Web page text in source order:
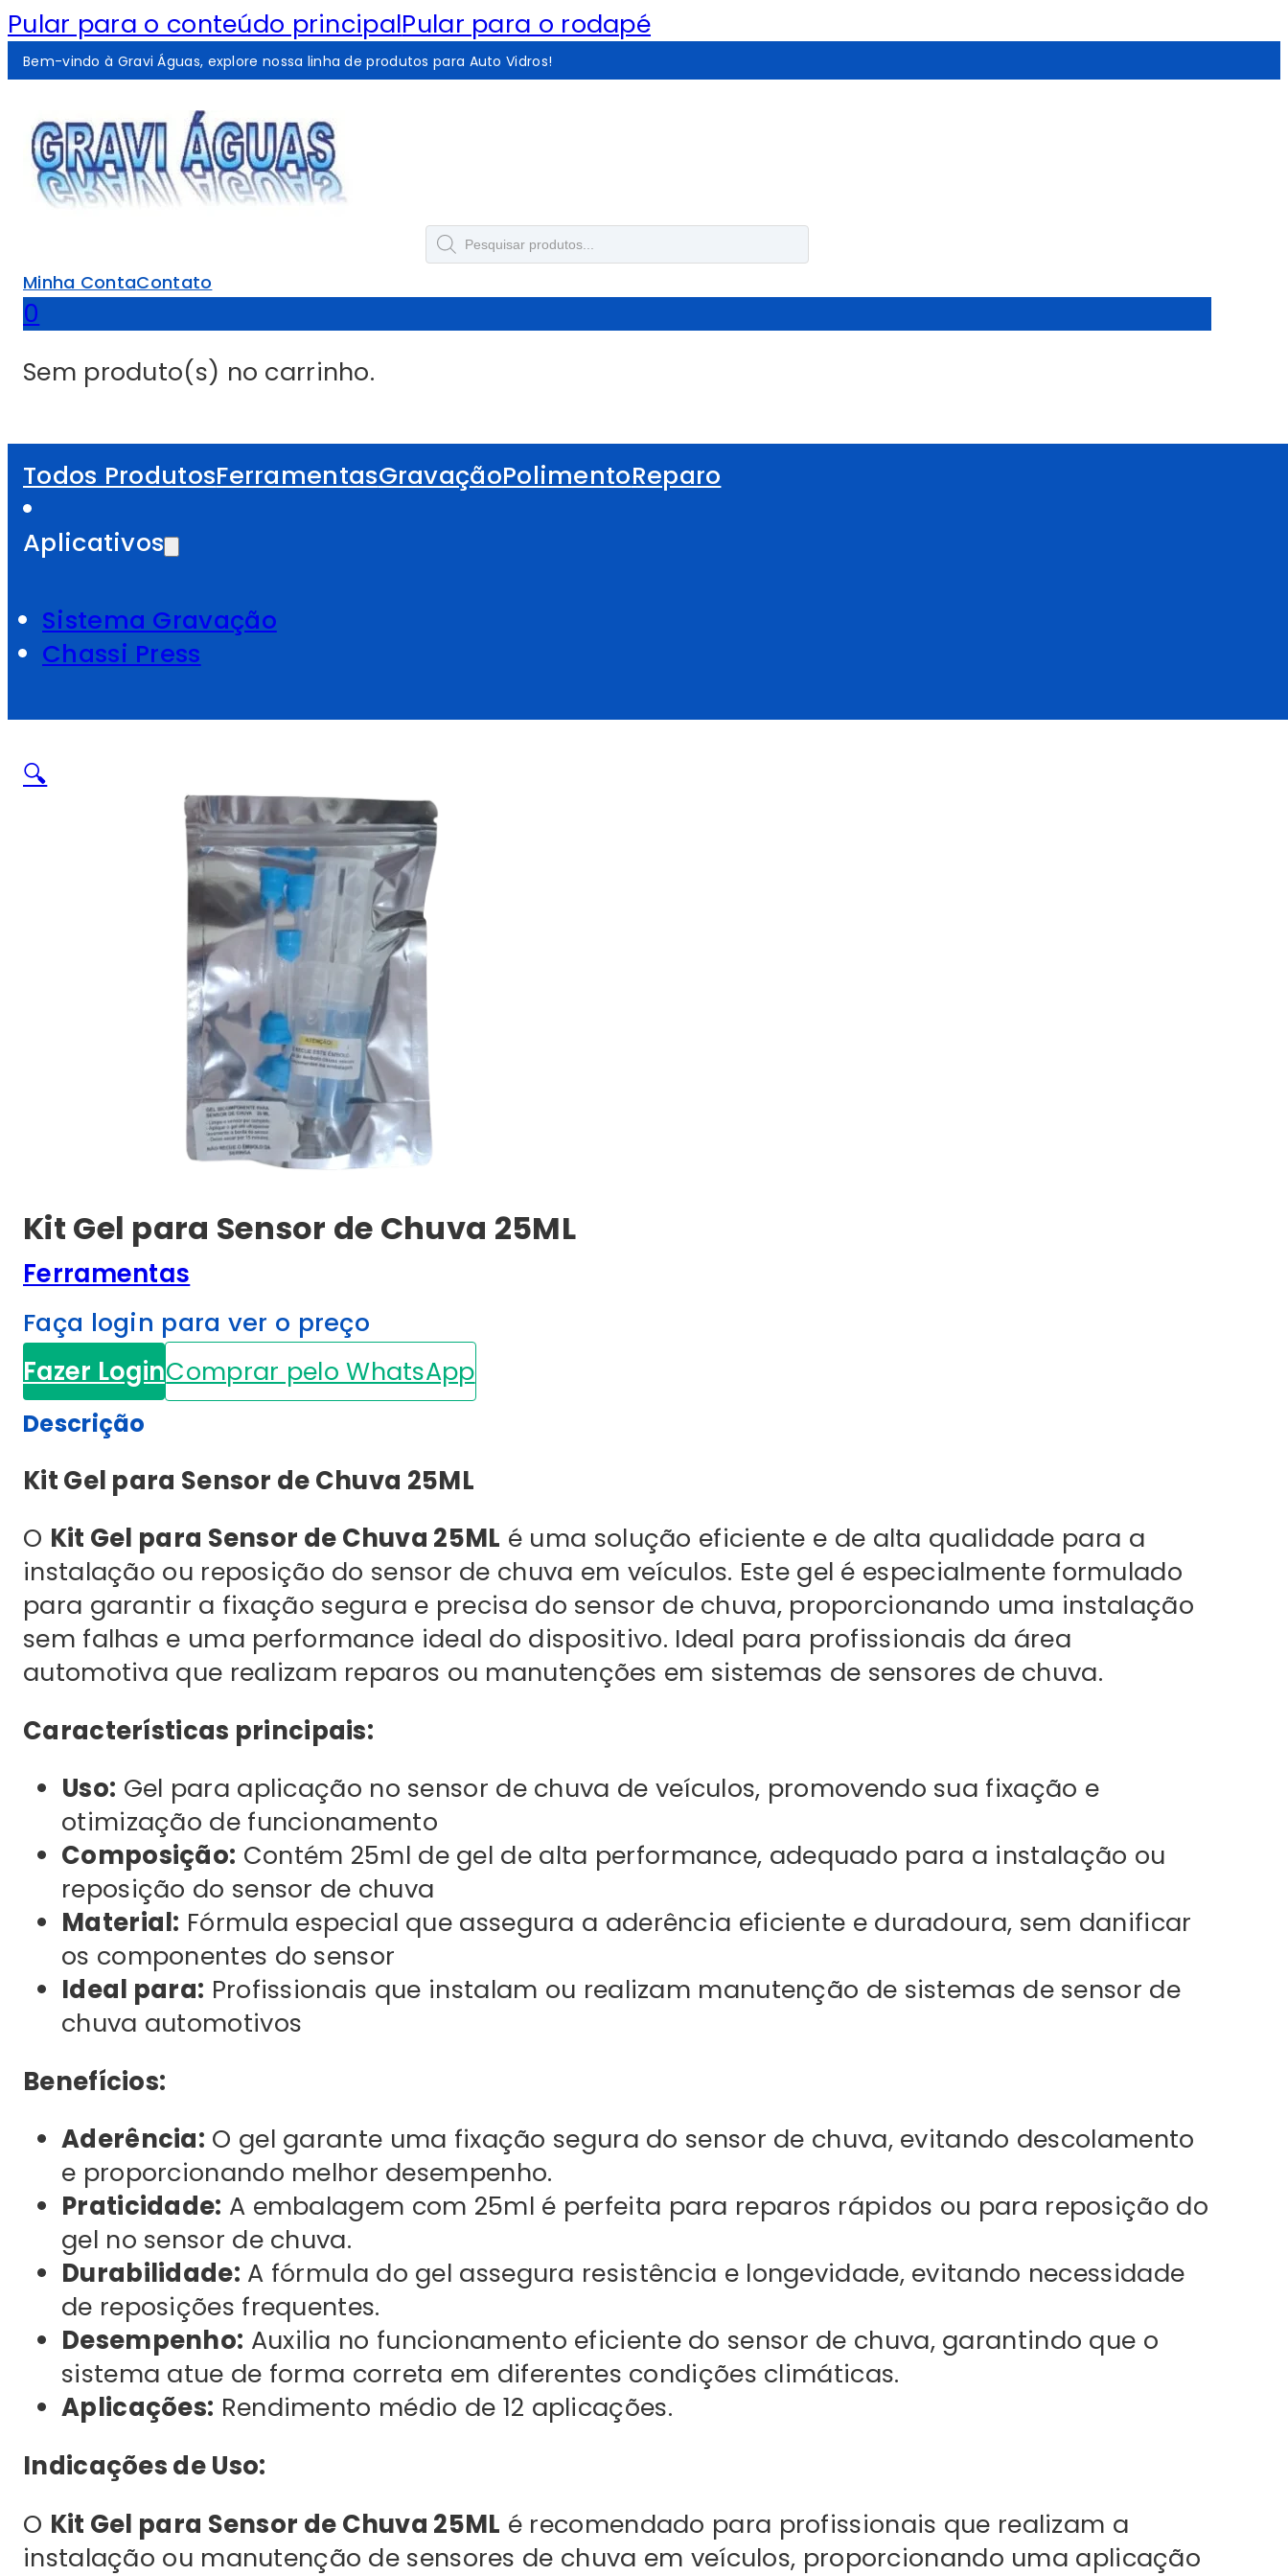
Pular para o conteúdo principalPular para o rodapé
Bem-vindo à Gravi Águas, explore nossa linha de produtos para Auto Vidros!
Pesquisar
produtos
Minha ContaContato
0
Sem produto(s) no carrinho.
Todos ProdutosFerramentasGravaçãoPolimentoReparo
Aplicativos
Sistema Gravação
Chassi Press
🔍
Kit Gel para Sensor de Chuva 25ML
Ferramentas
Faça login para ver o preço
Fazer LoginComprar pelo WhatsApp
Descrição
Kit Gel para Sensor de Chuva 25ML
O Kit Gel para Sensor de Chuva 25ML é uma solução eficiente e de alta qualidade para a
instalação ou reposição do sensor de chuva em veículos. Este gel é especialmente formulado
para garantir a fixação segura e precisa do sensor de chuva, proporcionando uma instalação
sem falhas e uma performance ideal do dispositivo. Ideal para profissionais da área
automotiva que realizam reparos ou manutenções em sistemas de sensores de chuva.
Características principais:
Uso: Gel para aplicação no sensor de chuva de veículos, promovendo sua fixação e
otimização de funcionamento
Composição: Contém 25ml de gel de alta performance, adequado para a instalação ou
reposição do sensor de chuva
Material: Fórmula especial que assegura a aderência eficiente e duradoura, sem danificar
os componentes do sensor
Ideal para: Profissionais que instalam ou realizam manutenção de sistemas de sensor de
chuva automotivos
Benefícios:
Aderência: O gel garante uma fixação segura do sensor de chuva, evitando descolamento
e proporcionando melhor desempenho.
Praticidade: A embalagem com 25ml é perfeita para reparos rápidos ou para reposição do
gel no sensor de chuva.
Durabilidade: A fórmula do gel assegura resistência e longevidade, evitando necessidade
de reposições frequentes.
Desempenho: Auxilia no funcionamento eficiente do sensor de chuva, garantindo que o
sistema atue de forma correta em diferentes condições climáticas.
Aplicações: Rendimento médio de 12 aplicações.
Indicações de Uso:
O Kit Gel para Sensor de Chuva 25ML é recomendado para profissionais que realizam a
instalação ou manutenção de sensores de chuva em veículos, proporcionando uma aplicação